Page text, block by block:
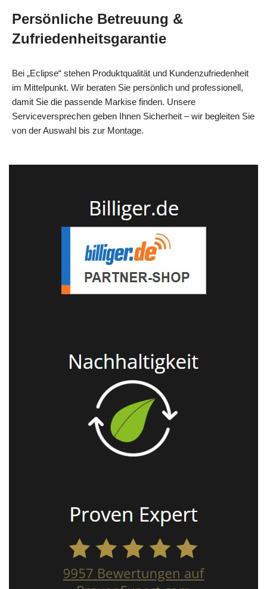
Persönliche Betreuung &
Zufriedenheitsgarantie
Bei „Eclipse“ stehen Produktqualität und Kundenzufriedenheit
im Mittelpunkt. Wir beraten Sie persönlich und professionell,
damit Sie die passende Markise finden. Unsere
Serviceversprechen geben Ihnen Sicherheit – wir begleiten Sie
von der Auswahl bis zur Montage.